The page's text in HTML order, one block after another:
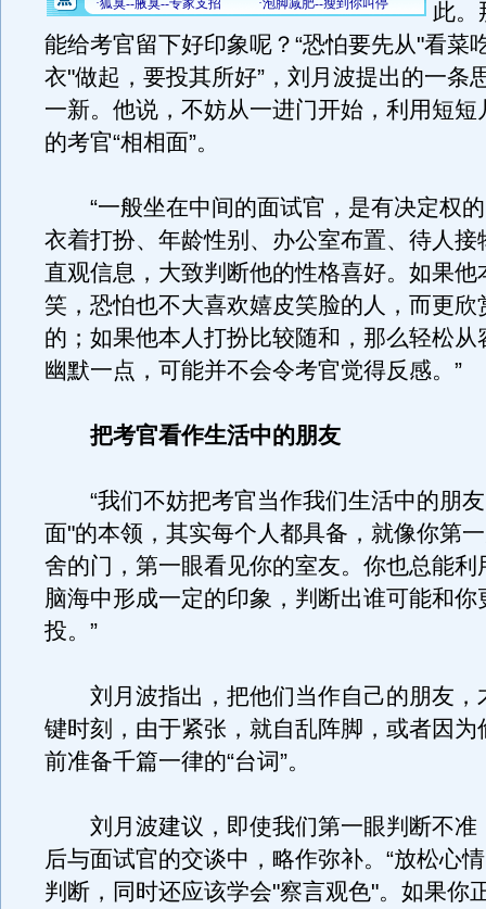
此。
能给考官留下好印象呢？“恐怕要先从"看菜
衣"做起，要投其所好”，刘月波提出的一条
一新。他说，不妨从一进门开始，利用短短
的考官“相相面”。
“一般坐在中间的面试官，是有决定权的
衣着打扮、年龄性别、办公室布置、待人接
直观信息，大致判断他的性格喜好。如果他
笑，恐怕也不大喜欢嬉皮笑脸的人，而更欣
的；如果他本人打扮比较随和，那么轻松从
幽默一点，可能并不会令考官觉得反感。”
把考官看作生活中的朋友
“我们不妨把考官当作我们生活中的朋友
面"的本领，其实每个人都具备，就像你第
舍的门，第一眼看见你的室友。你也总能利
脑海中形成一定的印象，判断出谁可能和你
投。”
刘月波指出，把他们当作自己的朋友，
键时刻，由于紧张，就自乱阵脚，或者因为
前准备千篇一律的“台词”。
刘月波建议，即使我们第一眼判断不准
后与面试官的交谈中，略作弥补。“放松心
判断，同时还应该学会"察言观色"。如果你